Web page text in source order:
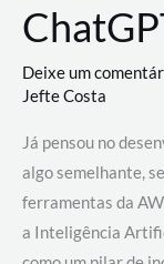
Deixe um
Jefte Costa
Já pensou no
algo semelhante,
ferramentas da
a Inteligência